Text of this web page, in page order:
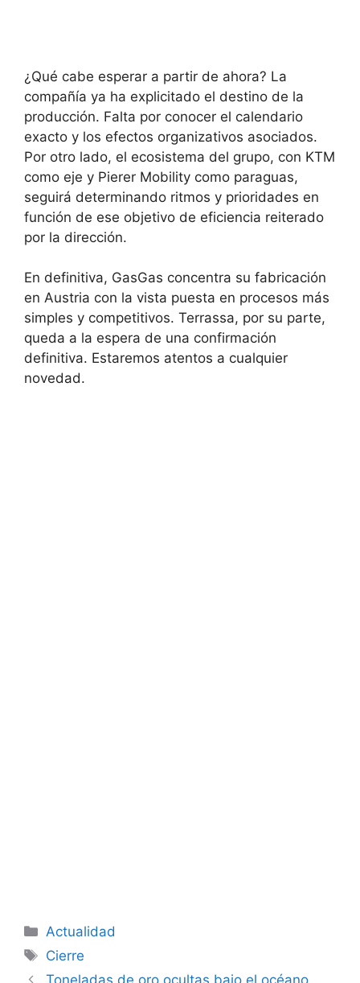
¿Qué cabe esperar a partir de ahora? La
compañía ya ha explicitado el destino de la
producción. Falta por conocer el calendario
exacto y los efectos organizativos asociados.
Por otro lado, el ecosistema del grupo, con KTM
como eje y Pierer Mobility como paraguas,
seguirá determinando ritmos y prioridades en
función de ese objetivo de eficiencia reiterado
por la dirección.
En definitiva, GasGas concentra su fabricación
en Austria con la vista puesta en procesos más
simples y competitivos. Terrassa, por su parte,
queda a la espera de una confirmación
definitiva. Estaremos atentos a cualquier
novedad.
Categorías
Actualidad
Etiquetas
Cierre
Toneladas de oro ocultas bajo el océano